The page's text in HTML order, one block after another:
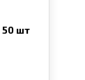
50 шт